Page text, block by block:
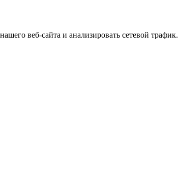
веб-сайта и анализировать сетевой трафик.